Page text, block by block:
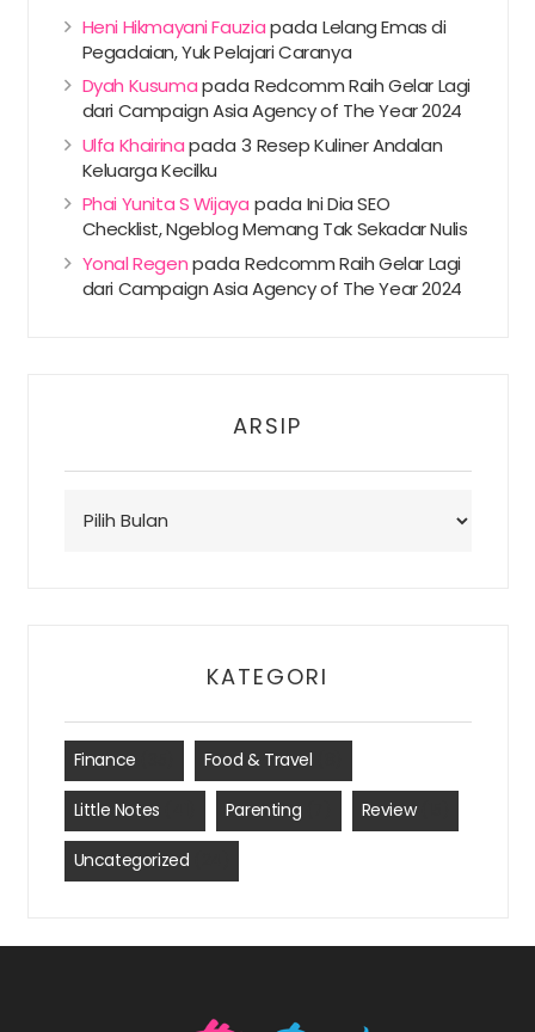
Heni Hikmayani FauziapadaLelang Emas di
Pegadaian, Yuk Pelajari Caranya
Dyah KusumapadaRedcomm Raih Gelar Lagi
dari Campaign Asia Agency of The Year 2024
Ulfa Khairinapada3 Resep Kuliner Andalan
Keluarga Kecilku
Phai Yunita S Wijaya pada Ini Dia SEO
Checklist, Ngeblog Memang Tak Sekadar Nulis
Yonal RegenpadaRedcomm Raih Gelar Lagi
dari Campaign Asia Agency of The Year 2024
ARSIP
KATEGORI
Finance Food & Travel
Little Notes Parenting Review(15)
Uncategorized